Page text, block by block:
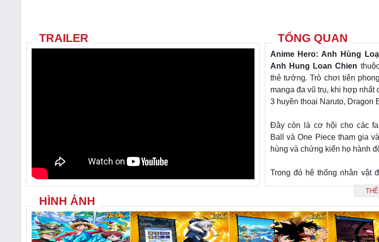
TRAILER TỔNG QUAN
Anime Hero: Anh Hùng
Anh Hung Loan Chien
thẻ tướng. Trò chơi tiên
manga đa vũ trụ, khi hợp nhất
3 huyền thoại Naruto, Dragon
Đây còn là cơ hội cho các
Ball và One Piece tham gia
hùng và chứng kiến họ hành
Trong đó hệ thống nhân vật
không chỉ được thiết kế giống
dạng về vai trò, phẩm cấp
ô chứa nhân vật xung trận
nào sẽ phụ thuộc vào rất
duyên, kích hệ hay sự kết
HÌNH ẢNH